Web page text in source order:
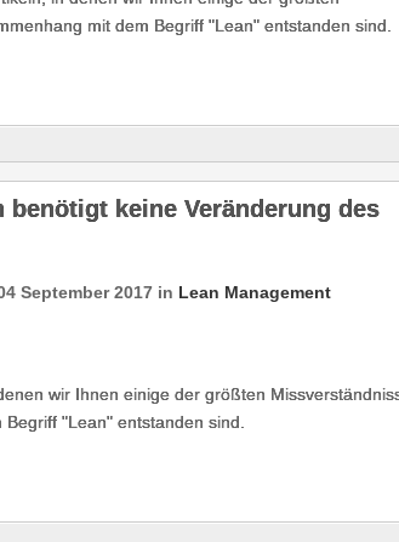
mit dem Begriff "Lean" entstanden sind.
keine Veränderung des
September 2017 in Lean Management
wir Ihnen einige der größten
"Lean" entstanden sind.